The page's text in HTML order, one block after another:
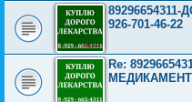
926-701-46-22
Re: